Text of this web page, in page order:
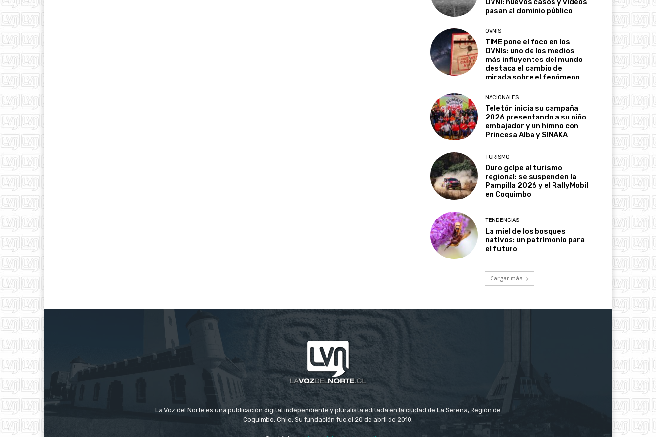
OVNI: nuevos casos y videos
pasan al dominio público
OVNIS
TIME pone el foco en los
OVNIs: uno de los medios
más influyentes del mundo
destaca el cambio de
mirada sobre el fenómeno
NACIONALES
Teletón inicia su campaña
2026 presentando a su niño
embajador y un himno con
Princesa Alba y SINAKA
TURISMO
Duro golpe al turismo
regional: se suspenden la
Pampilla 2026 y el RallyMobil
en Coquimbo
TENDENCIAS
La miel de los bosques
nativos: un patrimonio para
el futuro
Cargar más
La Voz del Norte es una publicación digital independiente y pluralista editada en la ciudad de La Serena, Región de
Coquimbo, Chile. Su fundación fue el 20 de abril de 2010.